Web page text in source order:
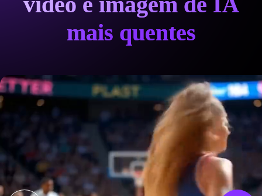
mais quentes